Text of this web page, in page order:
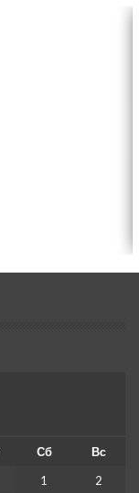
Сб
Вс
1
2